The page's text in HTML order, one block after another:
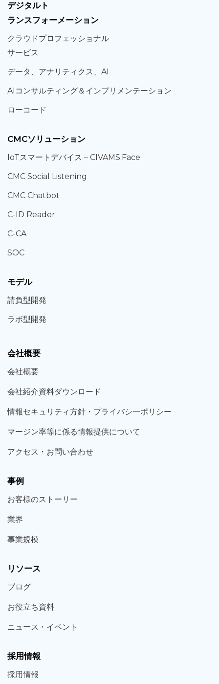
デジタルト
ランスフォーメーション
クラウドプロフェッショナル
サービス
データ、 アナリティクス、 AI
AIコンサルティング＆ インプリメンテーション
ローコード
CMCソリューション
IoTスマートデバイス – CIVAMS.Face
CMC Social Listening
CMC Chatbot
C-ID Reader
C-CA
SOC
モデル
請負型開発
ラボ型開発
会社概要
会社概要
会社紹介資料ダウンロード
情報セキュリティ方針・プライバシ一ポリシー
マージン率等に係る情報提供について
アクセス・お問い合わせ
事例
お客様のストーリー
業界
事業規模
リソース
ブログ
お役立ち資料
ニュース・ イベント
採用情報
採用情報